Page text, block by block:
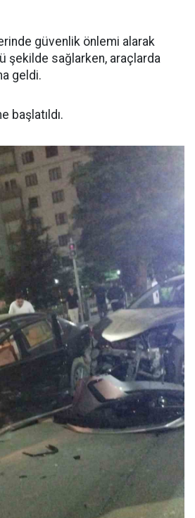
güvenlik önlemi alarak
şekilde sağlarken, araçlarda
geldi.
başlatıldı.